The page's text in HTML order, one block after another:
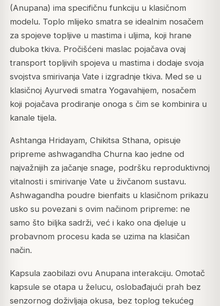
(Anupana) ima specifičnu funkciju u klasičnom
modelu. Toplo mlijeko smatra se idealnim nosačem
za spojeve topljive u mastima i uljima, koji hrane
duboka tkiva. Pročišćeni maslac pojačava ovaj
transport topljivih spojeva u mastima i dodaje svoja
svojstva smirivanja Vate i izgradnje tkiva. Med se u
klasičnoj Ayurvedi smatra Yogavahijem, nosačem
koji pojačava prodiranje onoga s čim se kombinira u
kanale tijela.
Ashtanga Hridayam, Chikitsa Sthana, opisuje
pripreme ashwagandha Churna kao jedne od
najvažnijih za jačanje snage, podršku reproduktivnoj
vitalnosti i smirivanje Vate u živčanom sustavu.
Ashwagandha poudre bienfaits u klasičnom prikazu
usko su povezani s ovim načinom pripreme: ne
samo što biljka sadrži, već i kako ona djeluje u
probavnom procesu kada se uzima na klasičan
način.
Kapsula zaobilazi ovu Anupana interakciju. Omotač
kapsule se otapa u želucu, oslobađajući prah bez
senzornog doživljaja okusa, bez toplog tekućeg